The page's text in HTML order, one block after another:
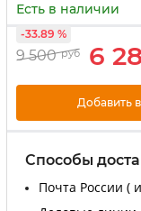
Есть в наличии
9 500 руб 6
-33.89 %
Добавить
Способы
Почта России (